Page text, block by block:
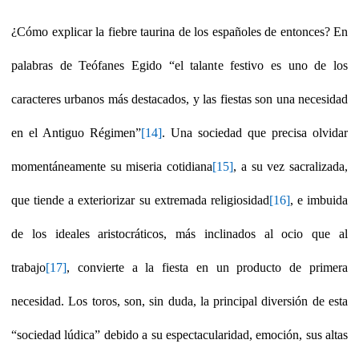
¿Cómo explicar la fiebre taurina de los españoles de entonces? En
palabras de Teófanes Egido “el talante festivo es uno de los
caracteres urbanos más destacados, y las fiestas son una necesidad
en el Antiguo Régimen”[14]. Una sociedad que precisa olvidar
momentáneamente su miseria cotidiana[15], a su vez sacralizada,
que tiende a exteriorizar su extremada religiosidad[16], e imbuida
de los ideales aristocráticos, más inclinados al ocio que al
trabajo[17], convierte a la fiesta en un producto de primera
necesidad. Los toros, son, sin duda, la principal diversión de esta
“sociedad lúdica” debido a su espectacularidad, emoción, sus altas